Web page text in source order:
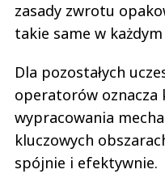
zasady zwrotu
takie same w
Dla pozostałych
operatorów oznacza
wypracowania
kluczowych
spójnie i efektywnie.